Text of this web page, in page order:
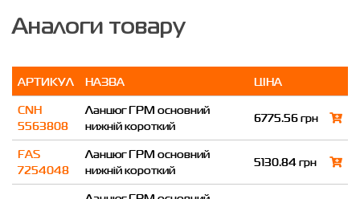
Аналоги товару
АРТИКУЛ НАЗВА
ЦІНА
CNH
5563808
Ланцюг ГРМ основний
нижній короткий
6775.56 грн
FAS
7254048
Ланцюг ГРМ основний
нижній короткий
5130.84 грн